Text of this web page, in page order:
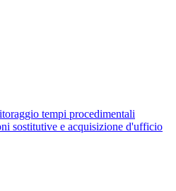
tempi procedimentali
sostitutive e acquisizione d'ufficio